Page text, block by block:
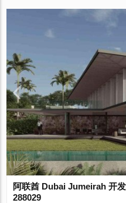
阿联酋 Dubai Jumeirah 开
288029